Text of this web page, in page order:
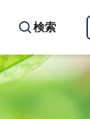
検索